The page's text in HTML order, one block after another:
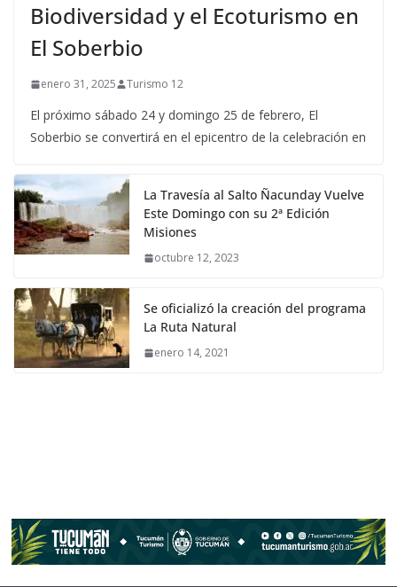
Biodiversidad y el Ecoturismo en
El Soberbio
enero 31, 2025 Turismo 12
El próximo sábado 24 y domingo 25 de febrero, El
Soberbio se convertirá en el epicentro de la celebración en
La Travesía al Salto Ñacunday Vuelve
Este Domingo con su 2ª Edición
Misiones
octubre 12, 2023
Se oficializó la creación del programa
La Ruta Natural
enero 14, 2021